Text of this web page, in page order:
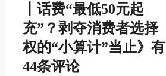
丨话费“最低50元起
充”？剥夺消费者选择
权的“小算计”当止》有
44条评论